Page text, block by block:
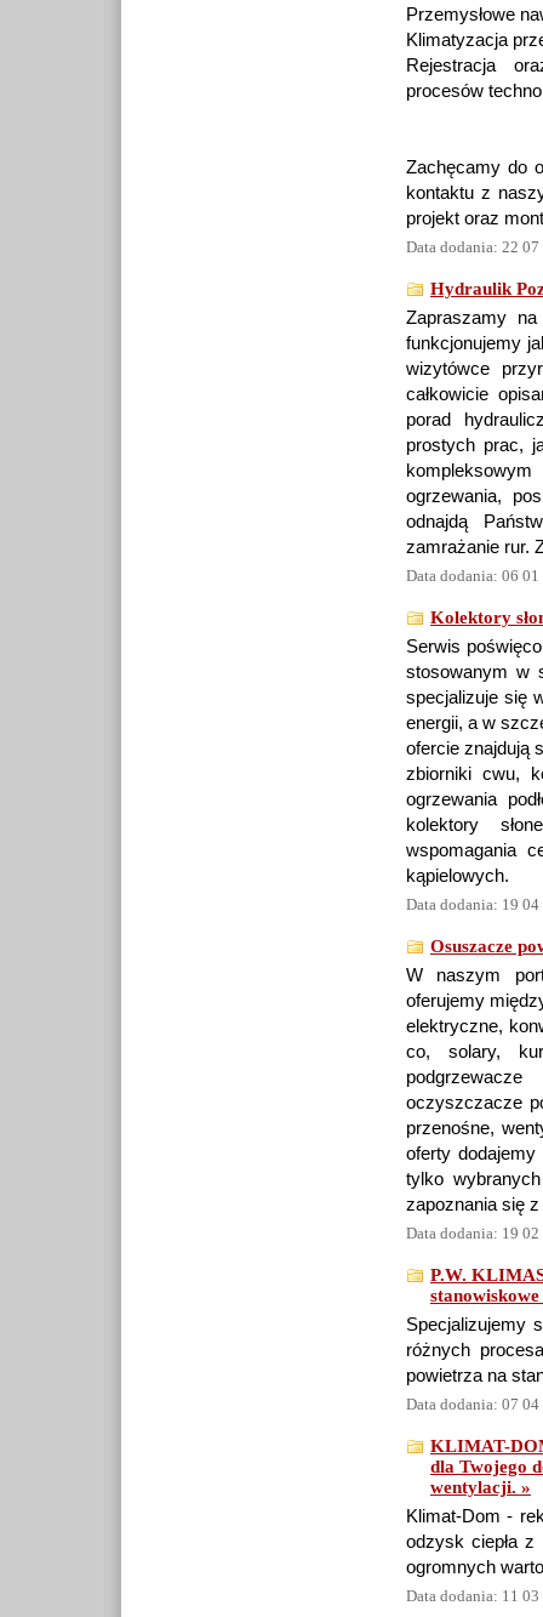
Przemysłowe
Klimatyzacja
Rejestracja
procesów
Zachęcamy do
kontaktu z
projekt oraz
Data dodania: 22
Hydraulik
Zapraszamy
funkcjonujemy
wizytówce
całkowicie
porad
prostych prac,
kompleksowym
ogrzewania,
odnajdą
zamrażanie rur.
Data dodania: 06
Kolektory
Serwis
stosowanym w
specjalizuje się
energii, a w
ofercie znajdują
zbiorniki cwu,
ogrzewania
kolektory
wspomagania
kąpielowych.
Data dodania: 19
Osuszacze
W naszym
oferujemy
elektryczne,
co, solary,
oczyszczacze
przenośne,
oferty dodajemy
tylko
zapoznania się
Data dodania: 19
P.W.
stanowiskowe
Specjalizujemy
różnych
powietrza na
Data dodania: 07
KLIMAT-
dla Twojego
wentylacji. »
Klimat-Dom -
odzysk ciepła
ogromnych
Data dodania: 11